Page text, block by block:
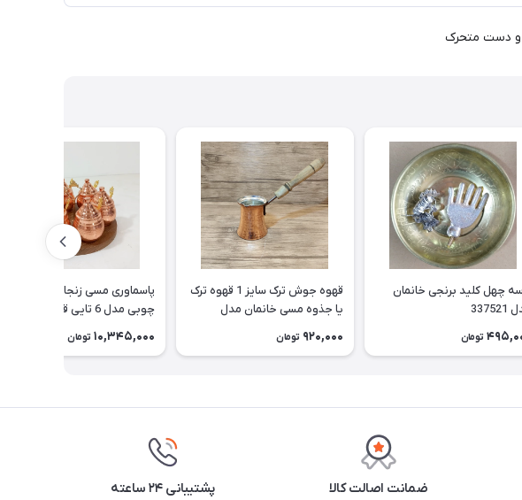
چهل کلید برنجی خانمان
تومان
قهوه جوش ترک سایز 1 قهوه ترک
یا جذوه مسی خانمان مدل
920,000 تومان
پاسماوری مسی زنجان با استند
چوبی مدل 6 تایی قاشق دار و
نانو شده خانمان مدل 337519
10,345,000 تومان
ضمانت اصالت کالا پشتیبانی ۲۴ ساعته